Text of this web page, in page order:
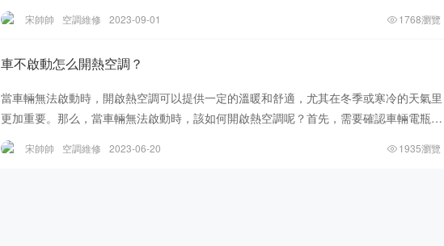
或點煙器適配器為您的設備提供電力。通過使
宋帥帥 空調維修 2023-09-01 1768瀏覽
車不啟動怎么開熱空調？
當車輛無法啟動時，開啟熱空調可以提供一定的溫暖和舒適，尤其在冬季或寒冷的天氣里
更加重要。那么，當車輛無法啟動時，該如何開啟熱空調呢？首先，需要確認車輛電瓶電
量是否充足。如果電瓶電量不足，則車輛無法啟動
宋帥帥 空調維修 2023-06-20 1935瀏覽